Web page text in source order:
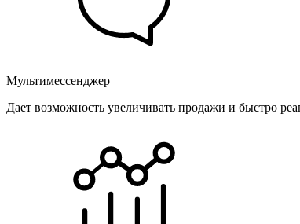
Мультимессенджер
Дает возможность увеличивать продажи и быстро